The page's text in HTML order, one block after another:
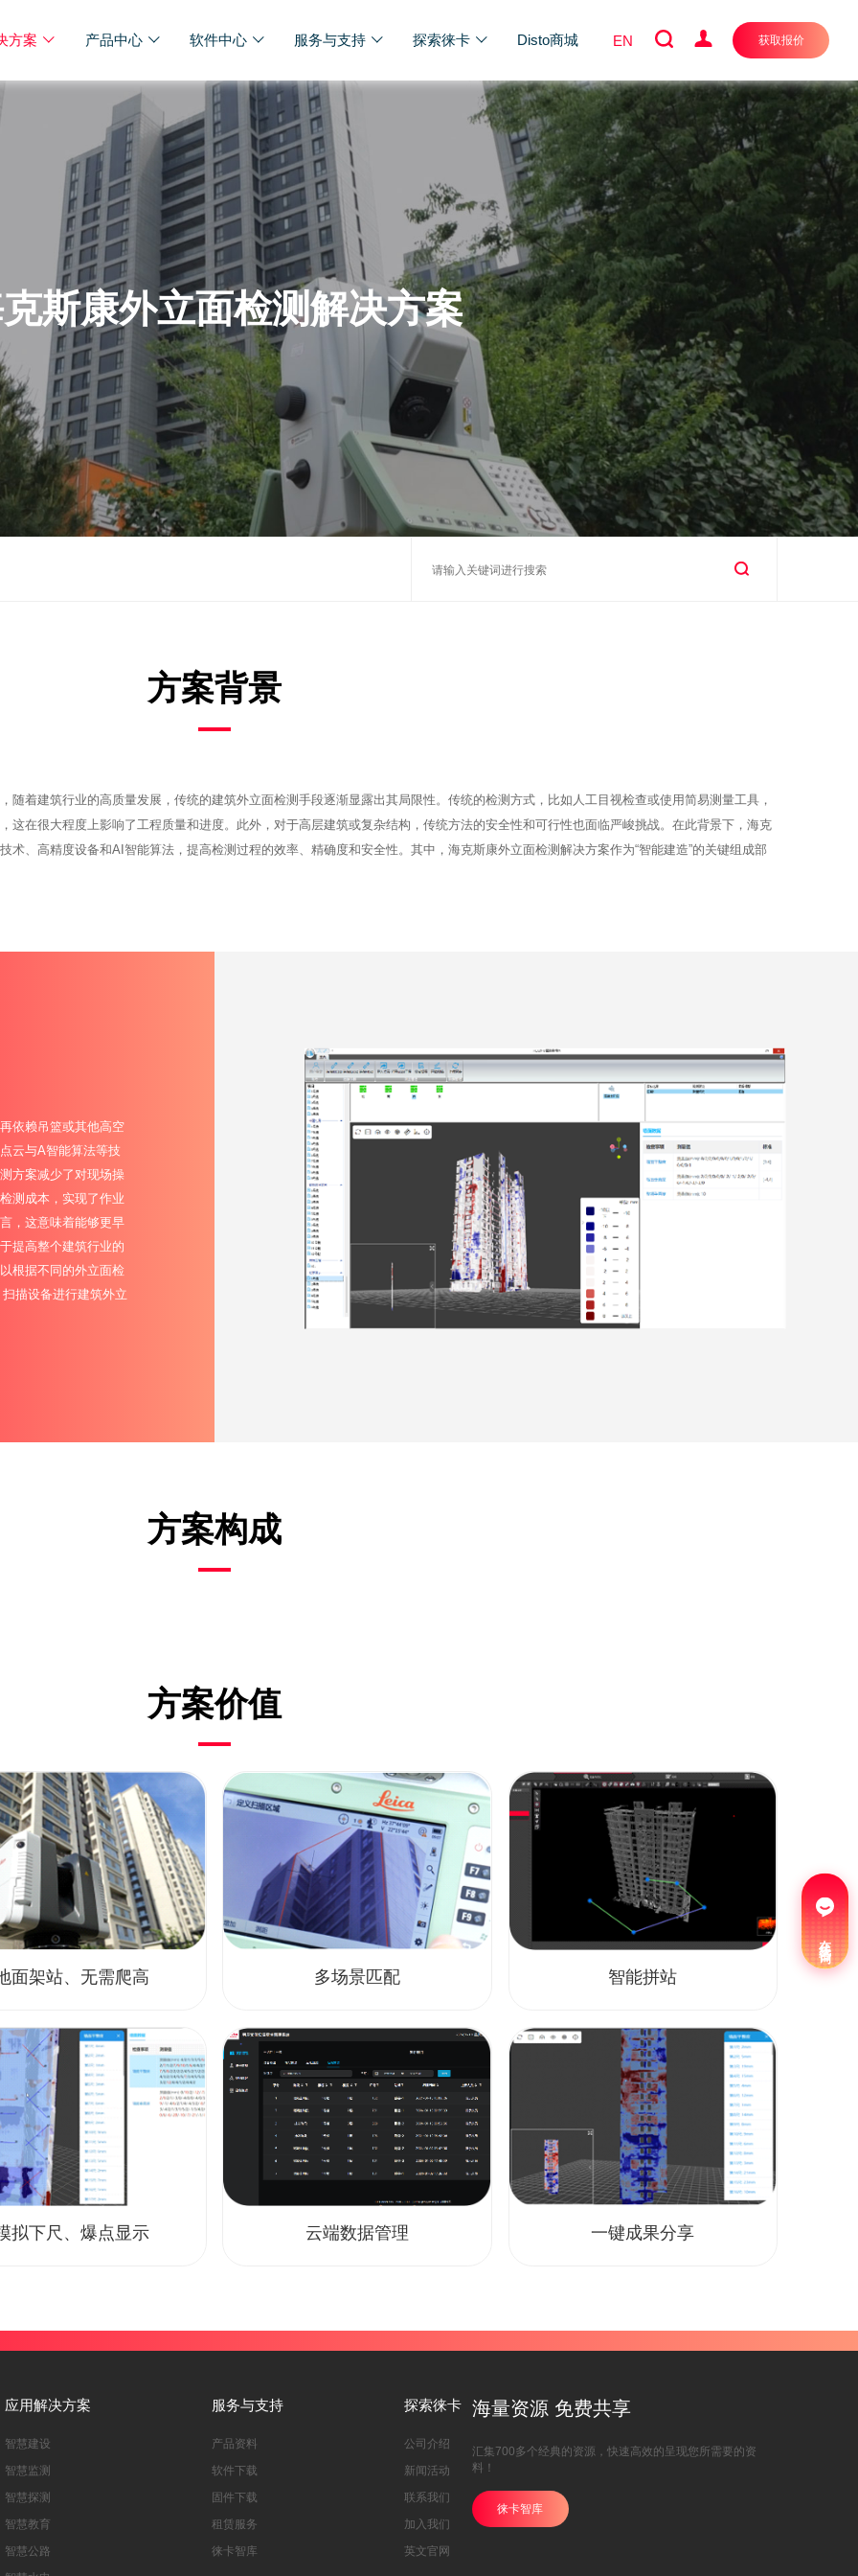
方案 产品中心 软件中心 服务与支持 探索徕卡 Disto商城 EN 获取报价
斯康外立面检测解决方案
方案背景
着建筑行业的高质量发展，传统的建筑外立面检测手段逐渐显露出其局限性。传统的检测方式，比如人工目视检查或使用简易测量工具，
这在很大程度上影响了工程质量和进度。此外，对于高层建筑或复杂结构，传统方法的安全性和可行性也面临严峻挑战。在此背景下，海克
、高精度设备和AI智能算法，提高检测过程的效率、精确度和安全性。其中，海克斯康外立面检测解决方案作为“智能建造”的关键组成部
依赖吊篮或其他高空
云与A智能算法等技
方案减少了对现场操
测成本，实现了作业
，这意味着能够更早
提高整个建筑行业的
根据不同的外立面检
描设备进行建筑外立
方案构成
方案价值
面架站、无需爬高 多场景匹配 智能拼站
拟下尺、爆点显示 云端数据管理 一键成果分享
应用解决方案
智慧建设
智慧监测
智慧探测
智慧教育
智慧公路
服务与支持
产品资料
软件下载
固件下载
租赁服务
徕卡智库
探索徕卡
公司介绍
新闻活动
联系我们
加入我们
英文官网
海量资源 免费共享
汇集700多个经典的资源，快速高效的呈现您所需要的资
料！
徕卡智库
在线咨询